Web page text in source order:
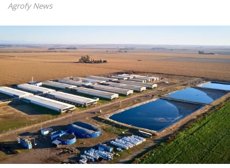
Agrofy News